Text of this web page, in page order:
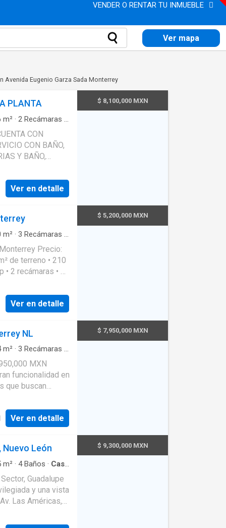
VENDER O RENTAR TU INMUEBLE
Ver mapa
Avenida Eugenio Garza Sada Monterrey
PLANTA
m² · 2 Recámaras ·
·Recámara con
CON
CON BAÑO,
Y BAÑO,
Ver en detalle
$ 8,100,000 MXN
m² · 3 Recámaras
Precio:
con fácil
comerciales.
con detalles
lujo,
Ver en detalle
$ 5,200,000 MXN
NL
m² · 3 Recámaras ·
MXN
funcionalidad en
que buscan
▫️Una con walk-in
juegos •⁠ ⁠Baño
walk-in closet •⁠
una zona
Ver en detalle
$ 7,950,000 MXN
Nuevo León
m² · 4Baños · Casa
·Asador·
y una vista
$ 9,300,000 MXN